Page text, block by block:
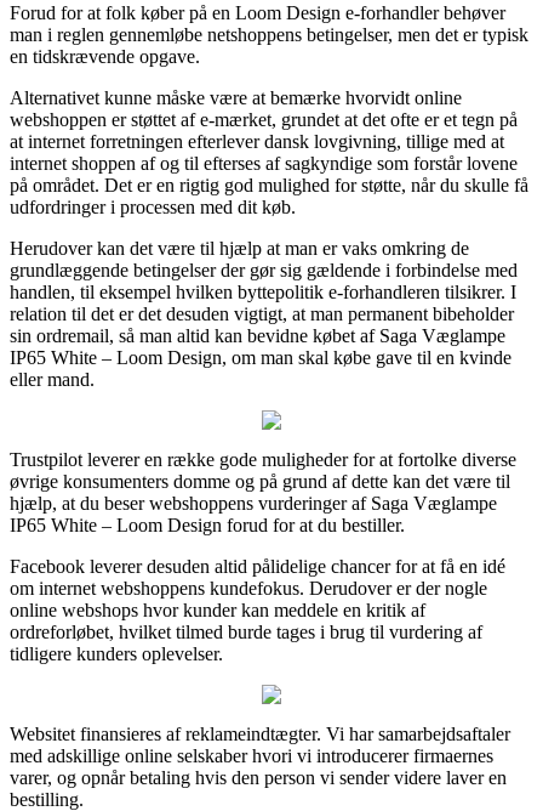
Forud for at folk køber på en Loom Design e-forhandler behøver
man i reglen gennemløbe netshoppens betingelser, men det er typisk
en tidskrævende opgave.
Alternativet kunne måske være at bemærke hvorvidt online
webshoppen er støttet af e-mærket, grundet at det ofte er et tegn på
at internet forretningen efterlever dansk lovgivning, tillige med at
internet shoppen af og til efterses af sagkyndige som forstår lovene
på området. Det er en rigtig god mulighed for støtte, når du skulle få
udfordringer i processen med dit køb.
Herudover kan det være til hjælp at man er vaks omkring de
grundlæggende betingelser der gør sig gældende i forbindelse med
handlen, til eksempel hvilken byttepolitik e-forhandleren tilsikrer. I
relation til det er det desuden vigtigt, at man permanent bibeholder
sin ordremail, så man altid kan bevidne købet af Saga Væglampe
IP65 White – Loom Design, om man skal købe gave til en kvinde
eller mand.
Trustpilot leverer en række gode muligheder for at fortolke diverse
øvrige konsumenters domme og på grund af dette kan det være til
hjælp, at du beser webshoppens vurderinger af Saga Væglampe
IP65 White – Loom Design forud for at du bestiller.
Facebook leverer desuden altid pålidelige chancer for at få en idé
om internet webshoppens kundefokus. Derudover er der nogle
online webshops hvor kunder kan meddele en kritik af
ordreforløbet, hvilket tilmed burde tages i brug til vurdering af
tidligere kunders oplevelser.
Websitet finansieres af reklameindtægter. Vi har samarbejdsaftaler
med adskillige online selskaber hvori vi introducerer firmaernes
varer, og opnår betaling hvis den person vi sender videre laver en
bestilling.